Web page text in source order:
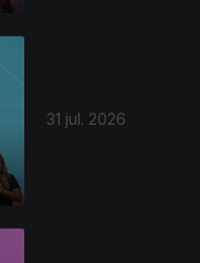
31 jul. 2026